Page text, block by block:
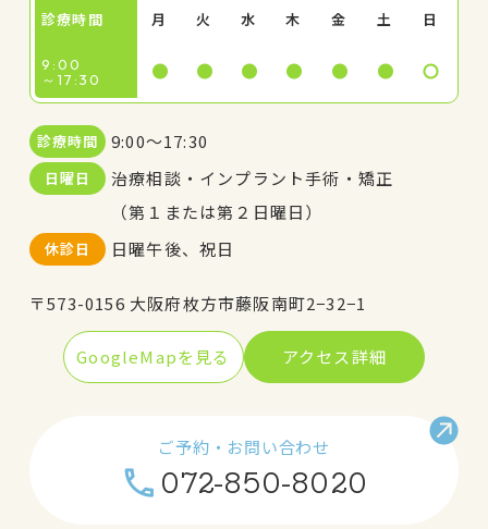
診療時間 月 火 水 木 金 土 日
9:00
～17:30
診療時間 9:00～17:30
日曜日
治療相談・インプラント手術・矯正
（第１または第２日曜日）
休診日 日曜午後、祝日
〒573-0156 大阪府枚方市藤阪南町2−32−1
GoogleMapを見る アクセス詳細
ご予約・お問い合わせ
072-850-8020